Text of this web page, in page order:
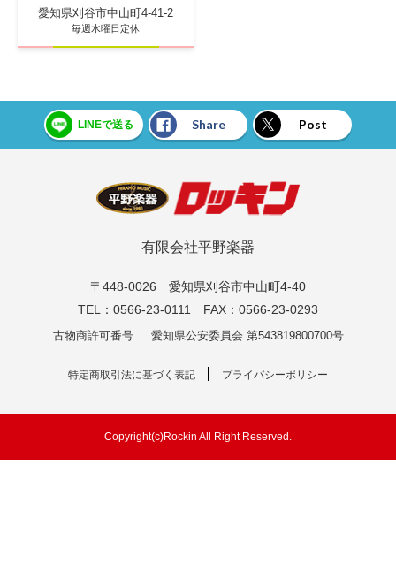
愛知県刈谷市中山町4-41-2
毎週水曜日定休
LINEで送る Share Post
有限会社平野楽器
〒448-0026 愛知県刈谷市中山町4-40
TEL：0566-23-0111 FAX：0566-23-0293
古物商許可番号 愛知県公安委員会 第543819800700号
特定商取引法に基づく表記 プライバシーポリシー
Copyright(c)Rockin All Right Reserved.